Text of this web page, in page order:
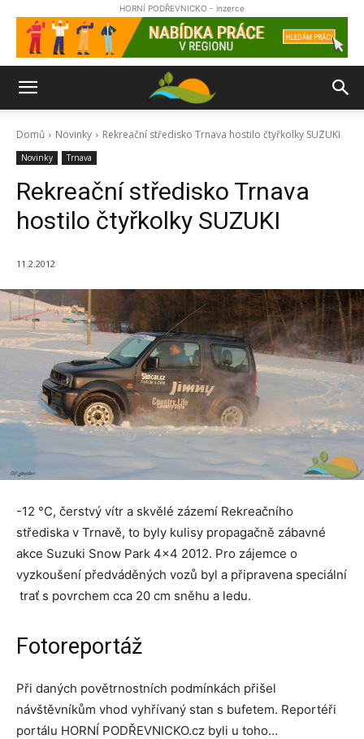
HORNÍ PODŘEVNICKO - inzerce
Domů Novinky Rekreační středisko Trnava hostilo čtyřkolky SUZUKI
Novinky Trnava
Rekreační středisko Trnava
hostilo čtyřkolky SUZUKI
11.2.2012
-12 °C, čerstvý vítr a skvělé zázemí Rekreačního
střediska v Trnavě, to byly kulisy propagačně zábavné
akce Suzuki Snow Park 4×4 2012. Pro zájemce o
vyzkoušení předváděných vozů byl a připravena speciální
trať s povrchem cca 20 cm sněhu a ledu.
Fotoreportáž
Při daných povětrnostních podmínkách přišel
návštěvníkům vhod vyhřívaný stan s bufetem. Reportéři
portálu HORNÍ PODŘEVNICKO.cz byli u toho…